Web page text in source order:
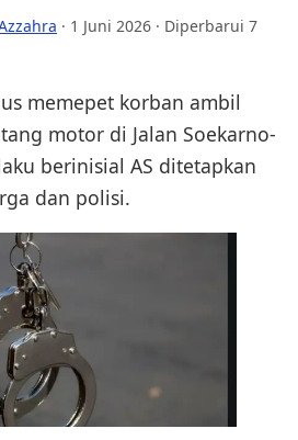
· 1 Juni 2026 · Diperbarui 7
memepet korban ambil
motor di Jalan Soekarno-
berinisial AS ditetapkan
dan polisi.